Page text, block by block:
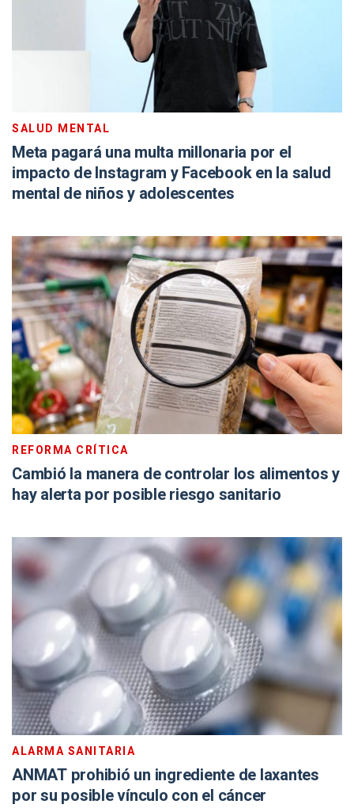
SALUD MENTAL
Meta pagará una multa millonaria por el
impacto de Instagram y Facebook en la salud
mental de niños y adolescentes
REFORMA CRÍTICA
Cambió la manera de controlar los alimentos y
hay alerta por posible riesgo sanitario
ALARMA SANITARIA
ANMAT prohibió un ingrediente de laxantes
por su posible vínculo con el cáncer